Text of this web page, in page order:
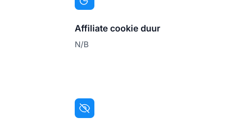
Affiliate cookie duur
N/B